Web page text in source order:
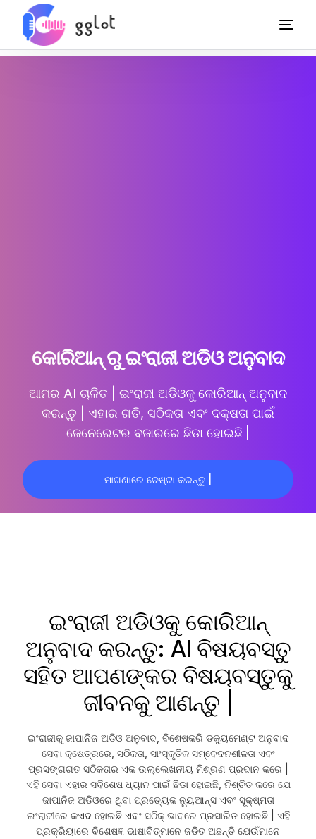
କୋରିଆନ୍ ରୁ ଇଂରାଜୀ ଅଡିଓ ଅନୁବାଦ
ଆମର AI ଚାଳିତ | ଇଂରାଜୀ ଅଡିଓକୁ କୋରିଆନ୍ ଅନୁବାଦ
କରନ୍ତୁ | ଏହାର ଗତି, ସଠିକତା ଏବଂ ଦକ୍ଷତା ପାଇଁ
ଜେନେରେଟର ବଜାରରେ ଛିଡା ହୋଇଛି |
ମାଗଣାରେ ଚେଷ୍ଟା କରନ୍ତୁ |
ଇଂରାଜୀ ଅଡିଓକୁ କୋରିଆନ୍
ଅନୁବାଦ କରନ୍ତୁ: AI ବିଷୟବସ୍ତୁ
ସହିତ ଆପଣଙ୍କର ବିଷୟବସ୍ତୁକୁ
ଜୀବନକୁ ଆଣନ୍ତୁ |
ଇଂରାଜୀକୁ ଜାପାନିଜ ଅଡିଓ ଅନୁବାଦ, ବିଶେଷକରି ଡକ୍ୟୁମେଣ୍ଟ ଅନୁବାଦ
ସେବା କ୍ଷେତ୍ରରେ, ସଠିକତା, ସାଂସ୍କୃତିକ ସମ୍ବେଦନଶୀଳତା ଏବଂ
ପ୍ରସଙ୍ଗଗତ ସଠିକତାର ଏକ ଉଲ୍ଲେଖନୀୟ ମିଶ୍ରଣ ପ୍ରଦାନ କରେ |
ଏହି ସେବା ଏହାର ସବିଶେଷ ଧ୍ୟାନ ପାଇଁ ଛିଡା ହୋଇଛି, ନିଶ୍ଚିତ କରେ ଯେ
ଜାପାନିଜ ଅଡିଓରେ ଥିବା ପ୍ରତ୍ୟେକ ନ୍ୟୁଆନ୍ସ ଏବଂ ସୂକ୍ଷ୍ମତା
ଇଂରାଜୀରେ କଏଦ ହୋଇଛି ଏବଂ ସଠିକ୍ ଭାବରେ ପ୍ରସାରିତ ହୋଇଛି | ଏହି
ପ୍ରକ୍ରିୟାରେ ବିଶେଷଜ୍ଞ ଭାଷାବିତ୍ମାନେ ଜଡିତ ଅଛନ୍ତି ଯେଉଁମାନେ